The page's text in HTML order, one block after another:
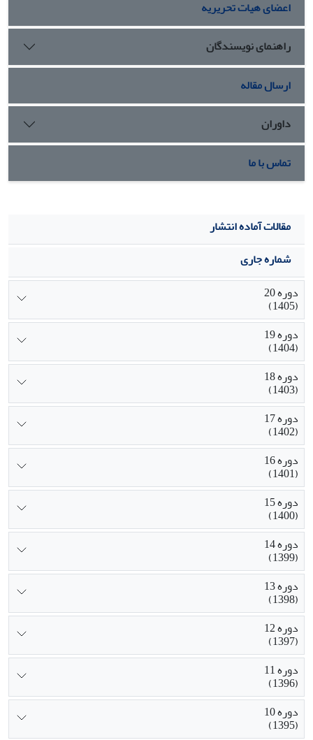
همه ابعاد دانشگاهی بخصوص بعد برنامه درسی احساس
می شود
اعضای هیات تحریریه
راهنمای نویسندگان
ارسال مقاله
داوران
تماس با ما
مقالات آماده انتشار
شماره جاری
دوره 20
(1405)
دوره 19
(1404)
دوره 18
(1403)
دوره 17
(1402)
دوره 16
(1401)
دوره 15
(1400)
دوره 14
(1399)
دوره 13
(1398)
دوره 12
(1397)
دوره 11
(1396)
دوره 10
(1395)